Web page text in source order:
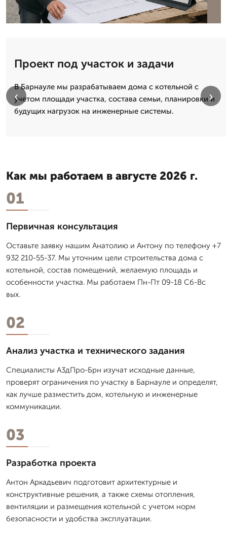
Проект под участок и задачи
В Барнауле мы разрабатываем дома с котельной с
учетом площади участка, состава семьи, планировки и
будущих нагрузок на инженерные системы.
‹ ›
Как мы работаем в августе 2026 г.
01
Первичная консультация
Оставьте заявку нашим Анатолию и Антону по телефону +7
932 210-55-37. Мы уточним цели строительства дома с
котельной, состав помещений, желаемую площадь и
особенности участка. Мы работаем Пн-Пт 09-18 Сб-Вс
вых.
02
Анализ участка и технического задания
Специалисты А3дПро-Брн изучат исходные данные,
проверят ограничения по участку в Барнауле и определят,
как лучше разместить дом, котельную и инженерные
коммуникации.
03
Разработка проекта
Антон Аркадьевич подготовит архитектурные и
конструктивные решения, а также схемы отопления,
вентиляции и размещения котельной с учетом норм
безопасности и удобства эксплуатации.